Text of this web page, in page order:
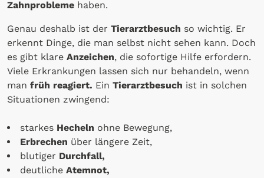
Zahnprobleme haben.
Genau deshalb ist der Tierarztbesuch so wichtig. Er
erkennt Dinge, die man selbst nicht sehen kann. Doch
es gibt klare Anzeichen, die sofortige Hilfe erfordern.
Viele Erkrankungen lassen sich nur behandeln, wenn
man früh reagiert. Ein Tierarztbesuch ist in solchen
Situationen zwingend:
starkes Hecheln ohne Bewegung,
Erbrechen über längere Zeit,
blutiger Durchfall,
deutliche Atemnot,